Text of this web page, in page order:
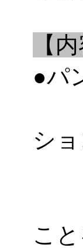
【
●パ
フ
シ
な
初
こ